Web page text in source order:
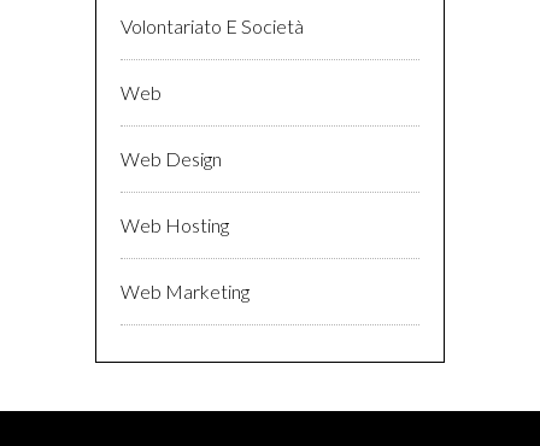
Volontariato E Società
Web
Web Design
Web Hosting
Web Marketing